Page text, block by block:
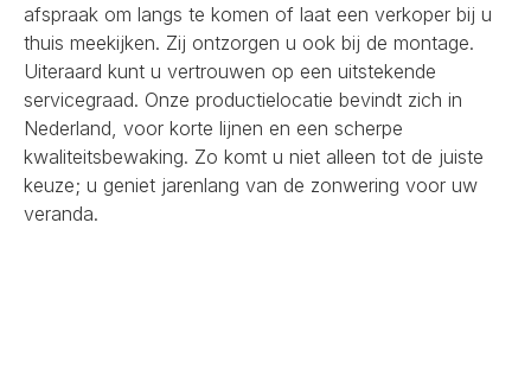
afspraak om langs te komen of laat een verkoper bij u
thuis meekijken. Zij ontzorgen u ook bij de montage.
Uiteraard kunt u vertrouwen op een uitstekende
servicegraad. Onze productielocatie bevindt zich in
Nederland, voor korte lijnen en een scherpe
kwaliteitsbewaking. Zo komt u niet alleen tot de juiste
keuze; u geniet jarenlang van de zonwering voor uw
veranda.